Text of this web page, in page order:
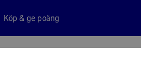
Köp & ge poäng